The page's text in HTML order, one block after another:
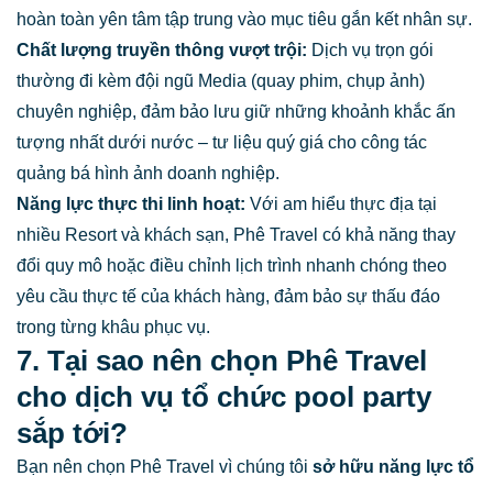
hoàn toàn yên tâm tập trung vào mục tiêu gắn kết nhân sự.
Chất lượng truyền thông vượt trội: Dịch vụ trọn gói
thường đi kèm đội ngũ Media (quay phim, chụp ảnh)
chuyên nghiệp, đảm bảo lưu giữ những khoảnh khắc ấn
tượng nhất dưới nước – tư liệu quý giá cho công tác
quảng bá hình ảnh doanh nghiệp.
Năng lực thực thi linh hoạt: Với am hiểu thực địa tại
nhiều Resort và khách sạn, Phê Travel có khả năng thay
đổi quy mô hoặc điều chỉnh lịch trình nhanh chóng theo
yêu cầu thực tế của khách hàng, đảm bảo sự thấu đáo
trong từng khâu phục vụ.
7. Tại sao nên chọn Phê Travel
cho dịch vụ tổ chức pool party
sắp tới?
Bạn nên chọn Phê Travel vì chúng tôi sở hữu năng lực tổ